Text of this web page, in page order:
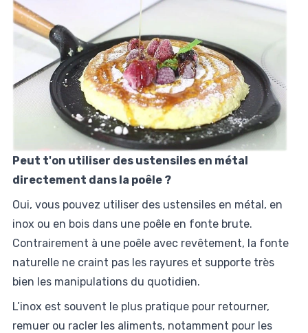
Peut t'on utiliser des ustensiles en métal
directement dans la poêle ?
Oui, vous pouvez utiliser des ustensiles en métal, en
inox ou en bois dans une poêle en fonte brute.
Contrairement à une poêle avec revêtement, la fonte
naturelle ne craint pas les rayures et supporte très
bien les manipulations du quotidien.
L’inox est souvent le plus pratique pour retourner,
remuer ou racler les aliments, notamment pour les